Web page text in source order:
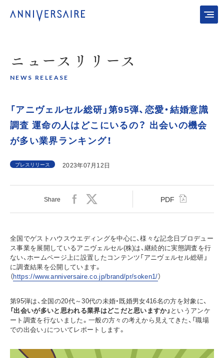
ニュース リリース
NEWS RELEASE
「アニヴェルセル総研」第95弾、恋愛・結婚意識
調査 運命の人はどこにいるの？ 出会いの機会
が多い業界ランキング！
プレスリリース 2023年07月12日
Share PDF
全国でゲストハウスウエディングを中心に、様々な記念日プロデュー
ス事業を展開しているアニヴェルセル(株)は、継続的に実態調査を行
ない、ホームページ上に設置したコンテンツ「アニヴェルセル総研」
に調査結果を公開しています。
（https://www.anniversaire.co.jp/brand/pr/soken1/）
第95弾は、全国の20代～30代の未婚・既婚男女416名の方を対象に、
「出会いが多いと思われる業界はどこだと思いますか」 というアンケ
ート調査を行ないました。一般の方々の考えから見えてきた、「職場
での出会い」についてレポートします。